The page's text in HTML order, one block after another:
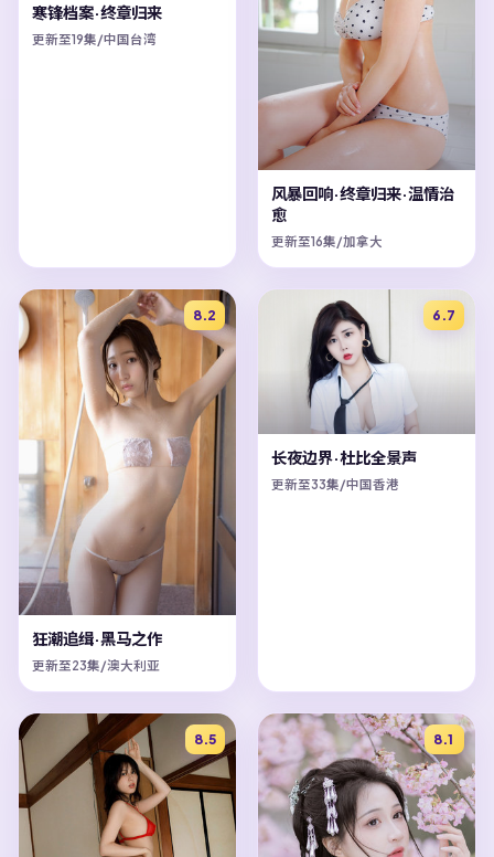
寒锋档案·终章归来
更新至19集/中国台湾
风暴回响·终章归来·温情治
愈
更新至16集/加拿大
8.2
狂潮追缉·黑马之作
更新至23集/澳大利亚
6.7
长夜边界·杜比全景声
更新至33集/中国香港
8.5 8.1